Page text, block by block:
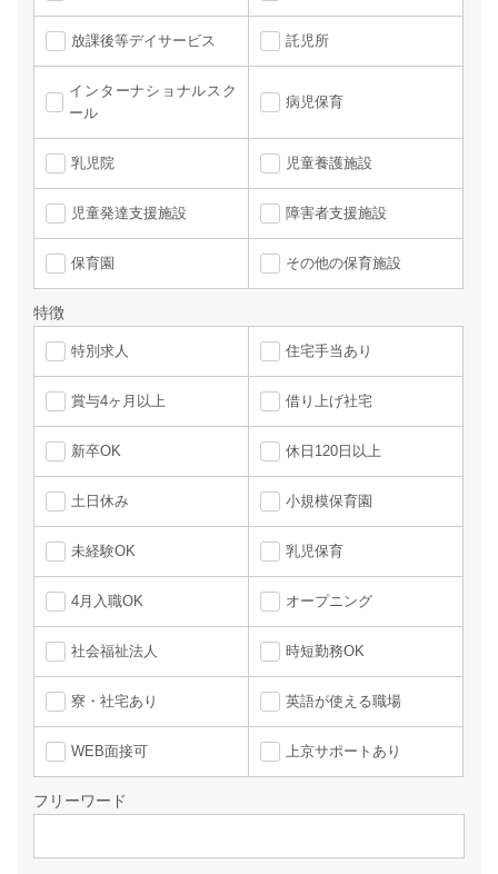
放課後等デイサービス 託児所
インターナショナルスク
ール
病児保育
乳児院 児童養護施設
児童発達支援施設 障害者支援施設
保育園 その他の保育施設
特徴
特別求人 住宅手当あり
賞与4ヶ月以上 借り上げ社宅
新卒OK 休日120日以上
土日休み 小規模保育園
未経験OK 乳児保育
4月入職OK オープニング
社会福祉法人 時短勤務OK
寮・社宅あり 英語が使える職場
WEB面接可 上京サポートあり
フリーワード